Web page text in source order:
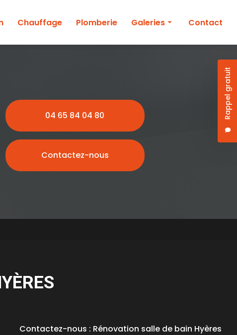
Rappel gratuit
Chauffage Plomberie Galeries Contact
04 65 84 04 80
Contactez-nous
Contactez-nous : Rénovation salle de bain Hyères